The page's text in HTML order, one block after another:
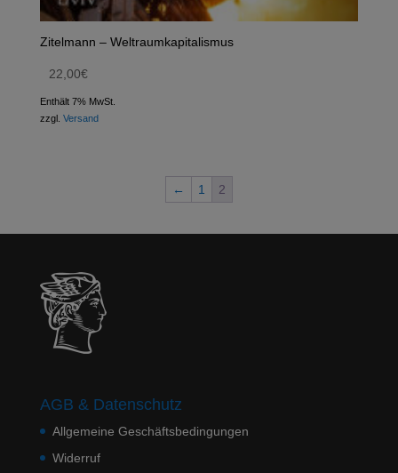
Zitelmann – Weltraumkapitalismus
22,00€
Enthält 7% MwSt.
zzgl. Versand
← 1 2
AGB & Datenschutz
Allgemeine Geschäftsbedingungen
Widerruf